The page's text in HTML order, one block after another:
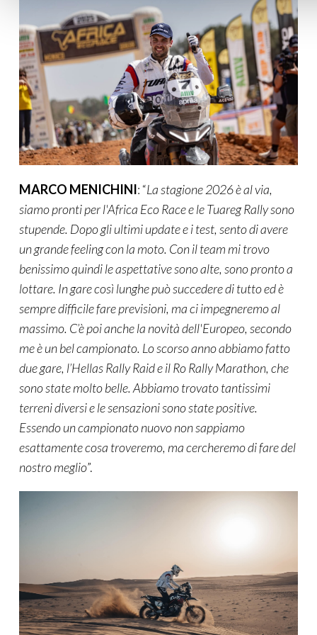
MARCO MENICHINI: “La stagione 2026 è al via,
siamo pronti per l'Africa Eco Race e le Tuareg Rally sono
stupende. Dopo gli ultimi update e i test, sento di avere
un grande feeling con la moto. Con il team mi trovo
benissimo quindi le aspettative sono alte, sono pronto a
lottare. In gare così lunghe può succedere di tutto ed è
sempre difficile fare previsioni, ma ci impegneremo al
massimo. C’è poi anche la novità dell'Europeo, secondo
me è un bel campionato. Lo scorso anno abbiamo fatto
due gare, l’Hellas Rally Raid e il Ro Rally Marathon, che
sono state molto belle. Abbiamo trovato tantissimi
terreni diversi e le sensazioni sono state positive.
Essendo un campionato nuovo non sappiamo
esattamente cosa troveremo, ma cercheremo di fare del
nostro meglio”.